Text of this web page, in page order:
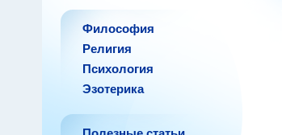
Философия
Религия
Психология
Эзотерика